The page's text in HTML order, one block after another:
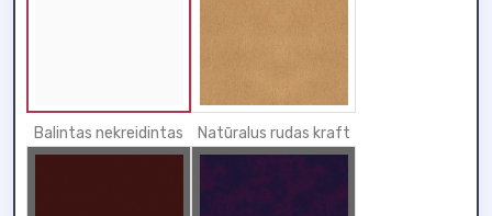
Balintas nekreidintas Natūralus rudas kraft